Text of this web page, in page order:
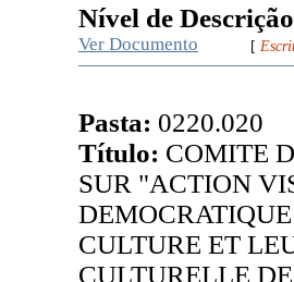
Nível de
Ver Documento [
Pasta: 0220.020
Título: COMITE
SUR "ACTION
CULTURE ET
CULTURELLE